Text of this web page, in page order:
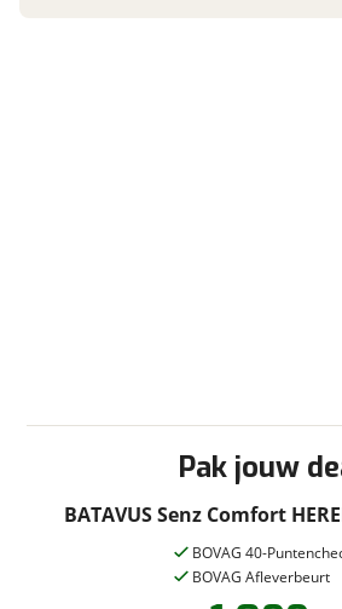
Pak jouw
BATAVUS Senz Comfort
65cm 2026
BOVAG 40-
BOVAG Afleverbeurt